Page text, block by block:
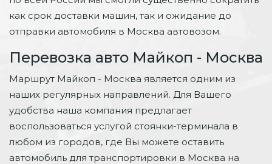
как срок доставки машин, так и ожидание до
отправки автомобиля в Москва автовозом.
Перевозка авто Майкоп - Москва
Маршрут Майкоп - Москва является одним из
наших регулярных направлений. Для Вашего
удобства наша компания предлагает
воспользоваться услугой стоянки-терминала в
любом из городов, где Вы можете оставить
автомобиль для транспортировки в Москва на